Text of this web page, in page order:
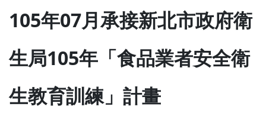
105年07月承接新北市政府衛
生局105年「食品業者安全衛
生教育訓練」計畫